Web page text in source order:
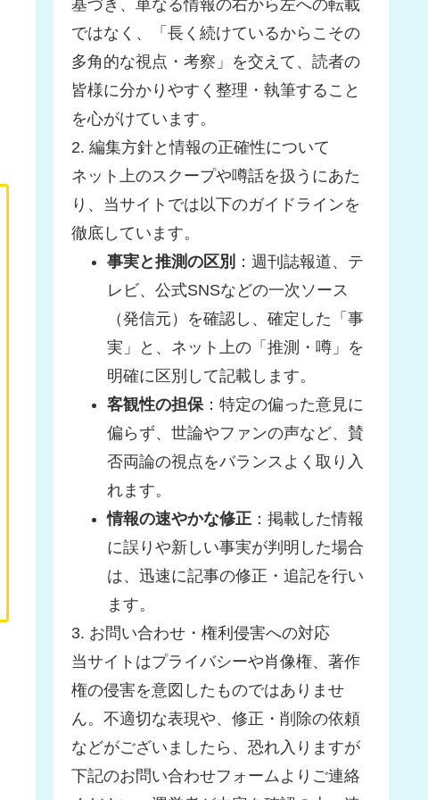
基づき、単なる情報の右から左への転載
ではなく、「長く続けているからこその
多角的な視点・考察」を交えて、読者の
皆様に分かりやすく整理・執筆すること
を心がけています。
2. 編集方針と情報の正確性について
ネット上のスクープや噂話を扱うにあた
り、当サイトでは以下のガイドラインを
徹底しています。
事実と推測の区別 ：週刊誌報道、テ
レビ、公式SNSなどの一次ソース
（発信元）を確認し、確定した「事
実」と、ネット上の「推測・噂」を
明確に区別して記載します。
客観性の担保 ：特定の偏った意見に
偏らず、世論やファンの声など、賛
否両論の視点をバランスよく取り入
れます。
情報の速やかな修正 ：掲載した情報
に誤りや新しい事実が判明した場合
は、迅速に記事の修正・追記を行い
ます。
3. お問い合わせ・権利侵害への対応
当サイトはプライバシーや肖像権、著作
権の侵害を意図したものではありませ
ん。不適切な表現や、修正・削除の依頼
などがございましたら、恐れ入りますが
下記のお問い合わせフォームよりご連絡